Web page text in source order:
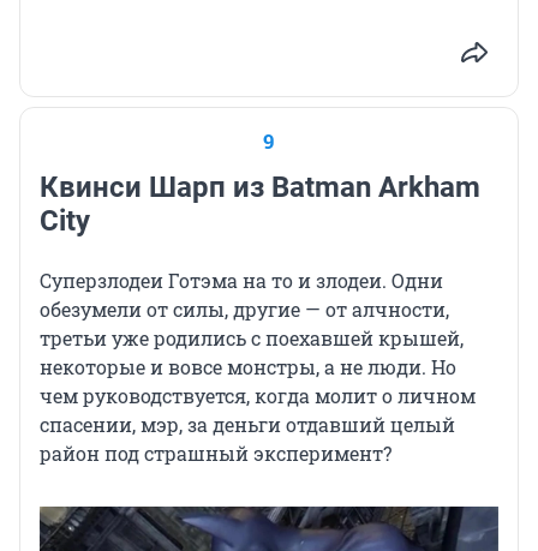
9
Квинси Шарп из Batman Arkham
City
Суперзлодеи Готэма на то и злодеи. Одни
обезумели от силы, другие — от алчности,
третьи уже родились с поехавшей крышей,
некоторые и вовсе монстры, а не люди. Но
чем руководствуется, когда молит о личном
спасении, мэр, за деньги отдавший целый
район под страшный эксперимент?